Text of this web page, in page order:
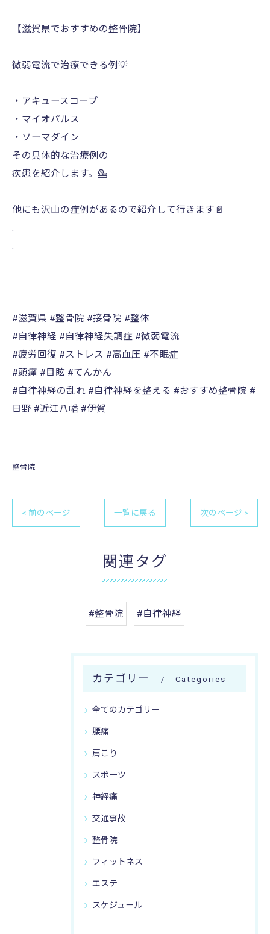
【滋賀県でおすすめの整骨院】
微弱電流で治療できる例💡
・アキュースコープ
・マイオパルス
・ソーマダイン
その具体的な治療例の
疾患を紹介します。💁
他にも沢山の症例があるので紹介して行きます📄
.
.
.
.
#滋賀県 #整骨院 #接骨院 #整体
#自律神経 #自律神経失調症 #微弱電流
#疲労回復 #ストレス #高血圧 #不眠症
#頭痛 #目眩 #てんかん
#自律神経の乱れ #自律神経を整える #おすすめ整骨院 #
日野 #近江八幡 #伊賀
整骨院
< 前のページ 一覧に戻る 次のページ >
関連タグ
#整骨院 #自律神経
カテゴリー Categories
全てのカテゴリー
腰痛
肩こり
スポーツ
神経痛
交通事故
整骨院
フィットネス
エステ
スケジュール